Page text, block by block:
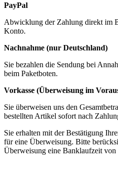
PayPal
Abwicklung der Zahlung direkt im
Konto.
Nachnahme (nur Deutschland)
Sie bezahlen die Sendung bei
beim Paketboten.
Vorkasse (Überweisung im
Sie überweisen uns den
bestellten Artikel sofort nach
Sie erhalten mit der Bestätigung
für eine Überweisung. Bitte
Überweisung eine Banklaufzeit von